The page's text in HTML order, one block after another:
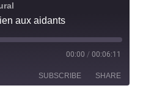
aux aidants
00:00 / 00:06:11
SUBSCRIBE SHARE